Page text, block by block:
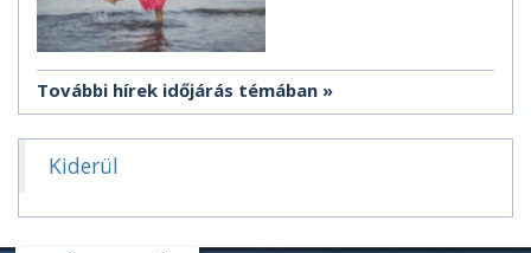
További hírek időjárás témában
Kiderül